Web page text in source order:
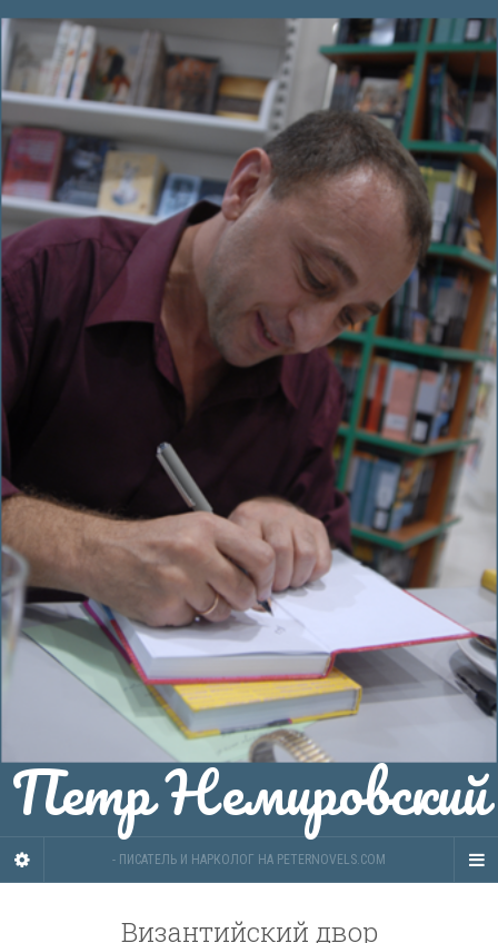
Петр Немировский
- ПИСАТЕЛЬ И НАРКОЛОГ НА PETERNOVELS.COM
Византийский двор